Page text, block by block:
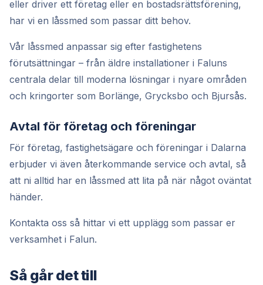
eller driver ett företag eller en bostadsrättsförening,
har vi en låssmed som passar ditt behov.
Vår låssmed anpassar sig efter fastighetens
förutsättningar – från äldre installationer i Faluns
centrala delar till moderna lösningar i nyare områden
och kringorter som Borlänge, Grycksbo och Bjursås.
Avtal för företag och föreningar
För företag, fastighetsägare och föreningar i Dalarna
erbjuder vi även återkommande service och avtal, så
att ni alltid har en låssmed att lita på när något oväntat
händer.
Kontakta oss så hittar vi ett upplägg som passar er
verksamhet i Falun.
Så går det till